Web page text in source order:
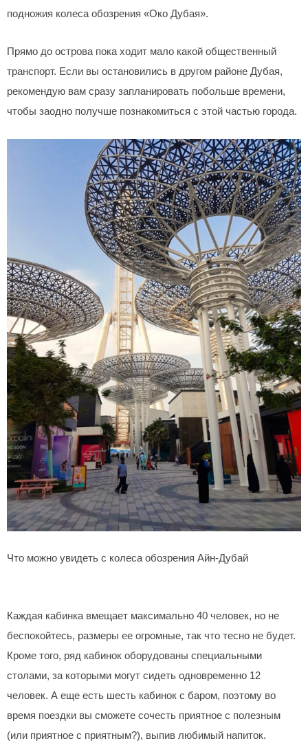
подножия колеса обозрения «Око Дубая».
Прямо до острова пока ходит мало какой общественный
транспорт. Если вы остановились в другом районе Дубая,
рекомендую вам сразу запланировать побольше времени,
чтобы заодно получше познакомиться с этой частью города.
Что можно увидеть с колеса обозрения Айн-Дубай
Каждая кабинка вмещает максимально 40 человек, но не
беспокойтесь, размеры ее огромные, так что тесно не будет.
Кроме того, ряд кабинок оборудованы специальными
столами, за которыми могут сидеть одновременно 12
человек. А еще есть шесть кабинок с баром, поэтому во
время поездки вы сможете сочесть приятное с полезным
(или приятное с приятным?), выпив любимый напиток.